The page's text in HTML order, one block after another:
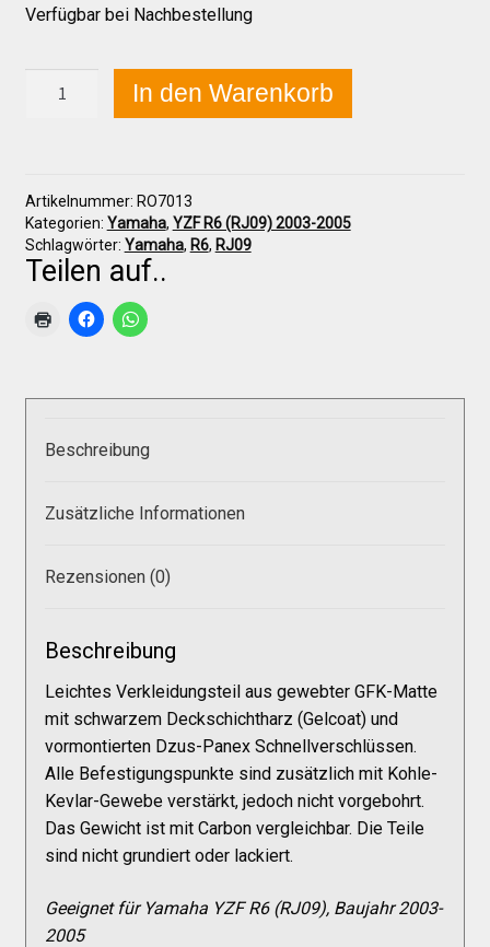
Über uns
Händlerkonditionen
Marken
Preislisten
Mein Konto
Allgemeine Geschäftsbedingungen
Verfügbar bei Nachbestellung
Frontverkleidung
oben
Menge
In den Warenkorb
Artikelnummer: RO7013
Kategorien: Yamaha, YZF R6 (RJ09) 2003-2005
Schlagwörter: Yamaha, R6, RJ09
Teilen auf..
Beschreibung
Zusätzliche Informationen
Rezensionen (0)
Beschreibung
Leichtes Verkleidungsteil aus gewebter GFK-Matte
mit schwarzem Deckschichtharz (Gelcoat) und
vormontierten Dzus-Panex Schnellverschlüssen.
Alle Befestigungspunkte sind zusätzlich mit Kohle-
Kevlar-Gewebe verstärkt, jedoch nicht vorgebohrt.
Das Gewicht ist mit Carbon vergleichbar. Die Teile
sind nicht grundiert oder lackiert.
Geeignet für Yamaha YZF R6 (RJ09), Baujahr 2003-
2005